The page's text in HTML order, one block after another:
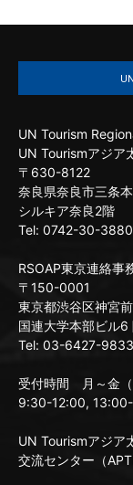
UN Tourism
UN Tourismアジア
〒630-8122
奈良県奈良市三条
シルキア奈良2階
Tel: 0742-30-3880
RSOAP東京連絡事
〒150-0001
東京都渋谷区神宮
国連大学本部ビル6
Tel: 03-6427-9833
受付時間 月～金（
9:30-12:00,
UN Tourismアジア
交流センター（